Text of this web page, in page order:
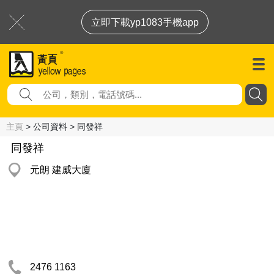
立即下載yp1083手機app
主頁 > 公司資料 > 同發祥
同發祥
元朗 建威大廈
2476 1163